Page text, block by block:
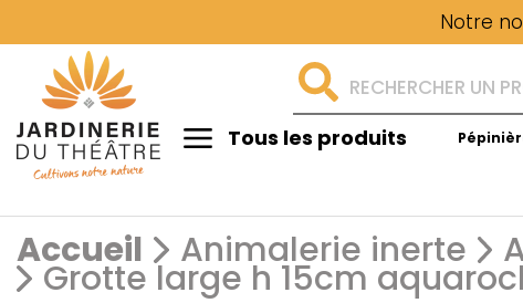
Notre
Tous les produits
Accueil Animalerie inerte
Grotte large h 15cm